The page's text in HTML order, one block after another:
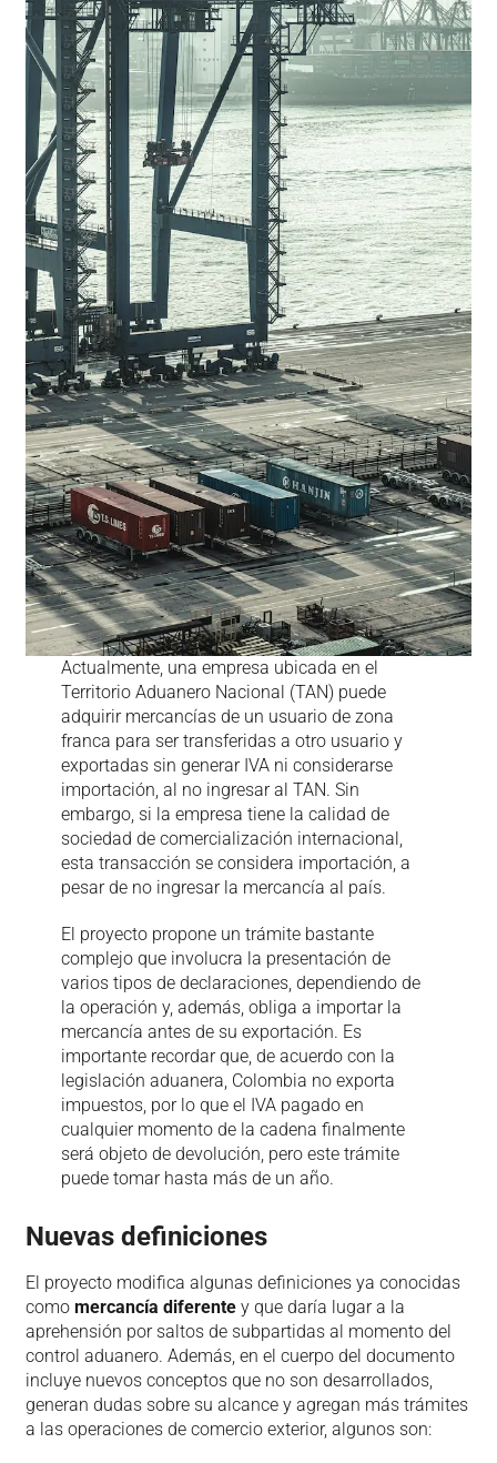
Actualmente, una empresa ubicada en el
Territorio Aduanero Nacional (TAN) puede
adquirir mercancías de un usuario de zona
franca para ser transferidas a otro usuario y
exportadas sin generar IVA ni considerarse
importación, al no ingresar al TAN. Sin
embargo, si la empresa tiene la calidad de
sociedad de comercialización internacional,
esta transacción se considera importación, a
pesar de no ingresar la mercancía al país.
El proyecto propone un trámite bastante
complejo que involucra la presentación de
varios tipos de declaraciones, dependiendo de
la operación y, además, obliga a importar la
mercancía antes de su exportación. Es
importante recordar que, de acuerdo con la
legislación aduanera, Colombia no exporta
impuestos, por lo que el IVA pagado en
cualquier momento de la cadena finalmente
será objeto de devolución, pero este trámite
puede tomar hasta más de un año.
Nuevas definiciones
El proyecto modifica algunas definiciones ya conocidas
como mercancía diferente y que daría lugar a la
aprehensión por saltos de subpartidas al momento del
control aduanero. Además, en el cuerpo del documento
incluye nuevos conceptos que no son desarrollados,
generan dudas sobre su alcance y agregan más trámites
a las operaciones de comercio exterior, algunos son: